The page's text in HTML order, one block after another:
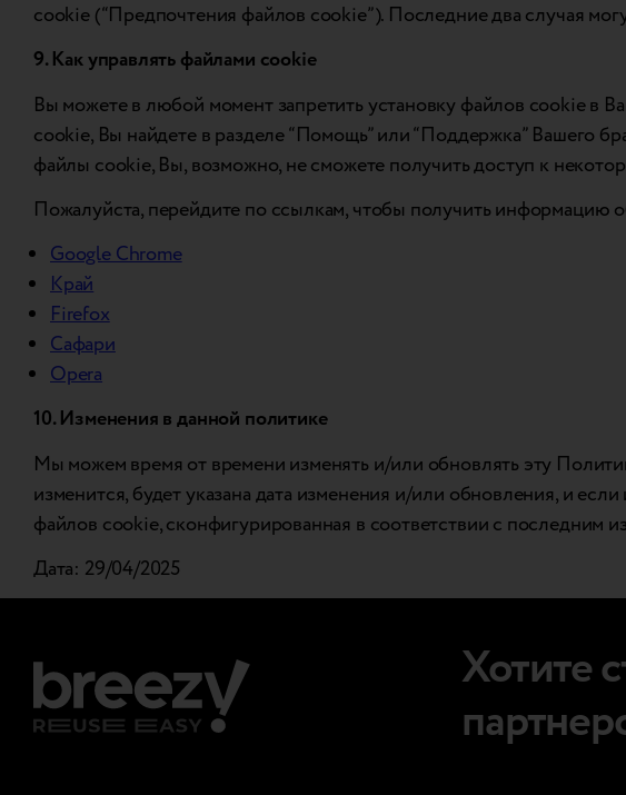
cookie (“Предпочтения файлов cookie”). Последние два случая
9. Как управлять файлами cookie
Вы можете в любой момент запретить установку файлов cookie в
cookie, Вы найдете в разделе “Помощь” или “Поддержка” Вашего
файлы cookie, Вы, возможно, не сможете получить доступ к
Пожалуйста, перейдите по ссылкам, чтобы получить информацию
Google Chrome
Край
Firefox
Сафари
Opera
10. Изменения в данной политике
Мы можем время от времени изменять и/или обновлять эту
изменится, будет указана дата изменения и/или обновления, и
файлов cookie, сконфигурированная в соответствии с последним
Дата: 29/04/2025
Хотите